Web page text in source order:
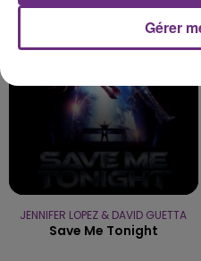
JENNIFER LOPEZ & DAVID GUETTA
Save Me Tonight
Gérer